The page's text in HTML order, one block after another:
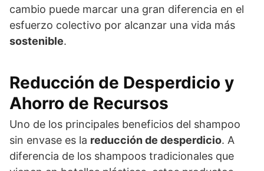
cambio puede marcar una gran diferencia en el
esfuerzo colectivo por alcanzar una vida más
sostenible.
Reducción de Desperdicio y
Ahorro de Recursos
Uno de los principales beneficios del shampoo
sin envase es la reducción de desperdicio. A
diferencia de los shampoos tradicionales que